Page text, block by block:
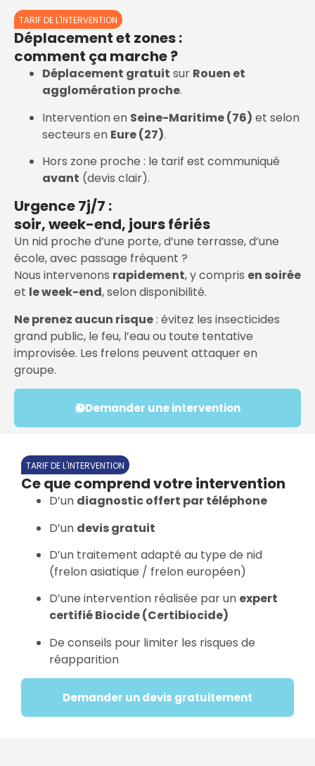
TARIF DE L'INTERVENTION
Déplacement et zones :
comment ça marche ?
Déplacement gratuit sur Rouen et
agglomération proche.
Intervention en Seine-Maritime (76) et selon
secteurs en Eure (27).
Hors zone proche : le tarif est communiqué
avant (devis clair).
Urgence 7j/7 :
soir, week-end, jours fériés
Un nid proche d’une porte, d’une terrasse, d’une
école, avec passage fréquent ?
Nous intervenons rapidement, y compris en soirée
et le week-end, selon disponibilité.
Ne prenez aucun risque: évitez les insecticides
grand public, le feu, l’eau ou toute tentative
improvisée. Les frelons peuvent attaquer en
groupe.
Demander une intervention
TARIF DE L'INTERVENTION
Ce que comprend votre intervention
D’un diagnostic offert par téléphone
D’un devis gratuit
D’un traitement adapté au type de nid
(frelon asiatique / frelon européen)
D’une intervention réalisée par un expert
certifié Biocide (Certibiocide)
De conseils pour limiter les risques de
réapparition
Demander un devis gratuitement